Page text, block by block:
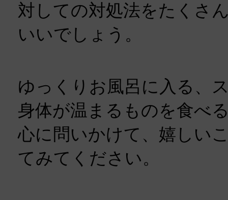
対しての対処法をたくさ
いいでしょう。
ゆっくりお風呂に入る、
身体が温まるものを食べ
心に問いかけて、嬉しい
てみてください。